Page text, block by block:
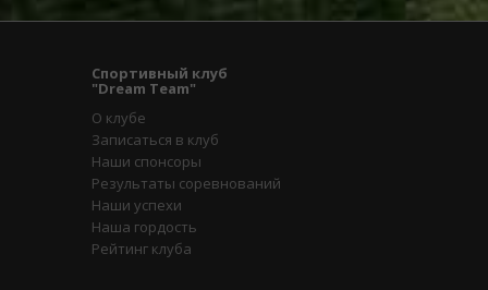
Спортивный клуб
"Dream Team"
О клубе
Записаться в клуб
Наши спонсоры
Результаты соревнований
Наши успехи
Наша гордость
Рейтинг клуба